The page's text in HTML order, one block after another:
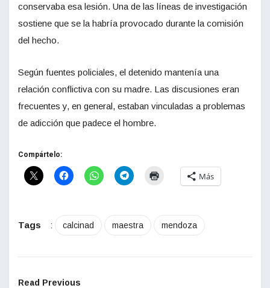
conservaba esa lesión. Una de las líneas de investigación
sostiene que se la habría provocado durante la comisión
del hecho.
Según fuentes policiales, el detenido mantenía una
relación conflictiva con su madre. Las discusiones eran
frecuentes y, en general, estaban vinculadas a problemas
de adicción que padece el hombre.
Compártelo:
Más
Tags : calcinad maestra mendoza
Read Previous